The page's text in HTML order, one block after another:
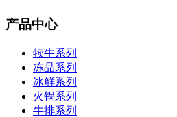
产品中心
犊牛系列
冻品系列
冰鲜系列
火锅系列
牛排系列